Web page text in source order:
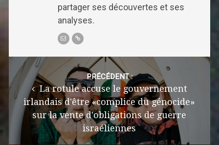
partager ses découvertes et ses
analyses.
Post
navigation
PRÉCÉDENT :
La rotule accuse le gouvernement
irlandais d'être «complice du génocide»
sur la vente d'obligations de guerre
israéliennes